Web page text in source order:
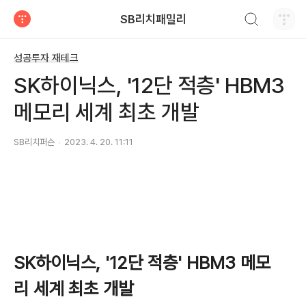
SB리치패밀리
성공투자 재테크
SK하이닉스, '12단 적층' HBM3
메모리 세계 최초 개발
SB리치퍼슨 2023. 4. 20. 11:11
SK하이닉스, '12단 적층' HBM3 메모
리 세계 최초 개발